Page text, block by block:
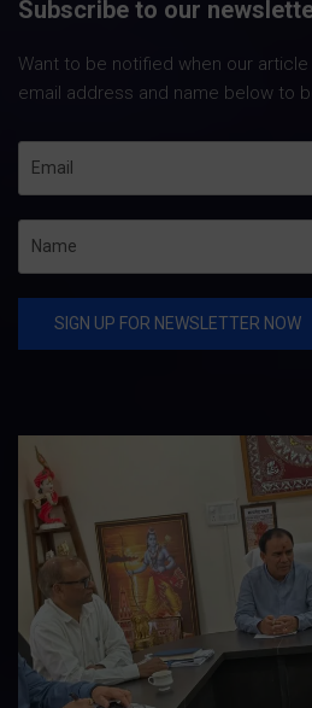
Subscribe to our
Want to be notified when our
email address and name below to